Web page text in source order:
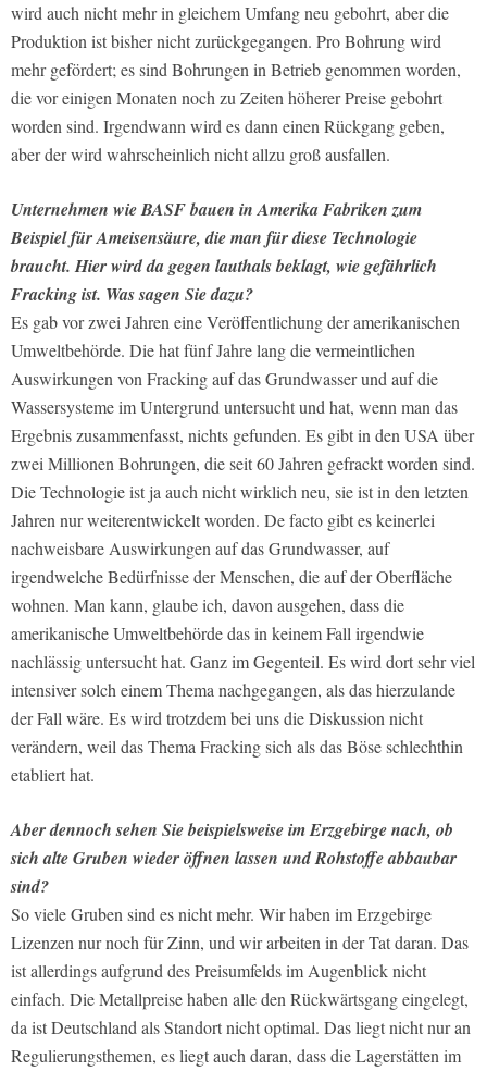
wird auch nicht mehr in gleichem Umfang neu gebohrt, aber die
Produktion ist bisher nicht zurückgegangen. Pro Bohrung wird
mehr gefördert; es sind Bohrungen in Betrieb genommen worden,
die vor einigen Monaten noch zu Zeiten höherer Preise gebohrt
worden sind. Irgendwann wird es dann einen Rückgang geben,
aber der wird wahrscheinlich nicht allzu groß ausfallen.
Unternehmen wie BASF bauen in Amerika Fabriken zum
Beispiel für Ameisensäure, die man für diese Technologie
braucht. Hier wird da­ gegen lauthals beklagt, wie gefährlich
Fracking ist. Was sagen Sie dazu?
Es gab vor zwei Jahren eine Veröffentlichung der amerikanischen
Umweltbehörde. Die hat fünf Jahre lang die vermeintlichen
Auswirkungen von Fracking auf das Grundwasser und auf die
Wassersysteme im Untergrund untersucht und hat, wenn man das
Ergebnis zusammenfasst, nichts gefunden. Es gibt in den USA über
zwei Millionen Bohrungen, die seit 60 Jahren gefrackt worden sind.
Die Technologie ist ja auch nicht wirklich neu, sie ist in den letzten
Jahren nur weiterentwickelt worden. De facto gibt es keinerlei
nachweisbare Auswirkungen auf das Grundwasser, auf
irgendwelche Bedürfnisse der Menschen, die auf der Oberfläche
wohnen. Man kann, glaube ich, davon ausgehen, dass die
amerikanische Umweltbehörde das in keinem Fall irgendwie
nachlässig untersucht hat. Ganz im Gegenteil. Es wird dort sehr viel
intensiver solch einem Thema nachgegangen, als das hierzulande
der Fall wäre. Es wird trotzdem bei uns die Diskussion nicht
verändern, weil das Thema Fracking sich als das Böse schlechthin
etabliert hat.
Aber dennoch sehen Sie beispielsweise im Erzgebirge nach, ob
sich alte Gruben wieder öffnen lassen und Rohstoffe abbaubar
sind?
So viele Gruben sind es nicht mehr. Wir haben im Erzgebirge
Lizenzen nur noch für Zinn, und wir arbeiten in der Tat daran. Das
ist allerdings aufgrund des Preisumfelds im Augenblick nicht
einfach. Die Metallpreise haben alle den Rückwärtsgang eingelegt,
da ist Deutschland als Standort nicht optimal. Das liegt nicht nur an
Regulierungsthemen, es liegt auch daran, dass die Lagerstätten im